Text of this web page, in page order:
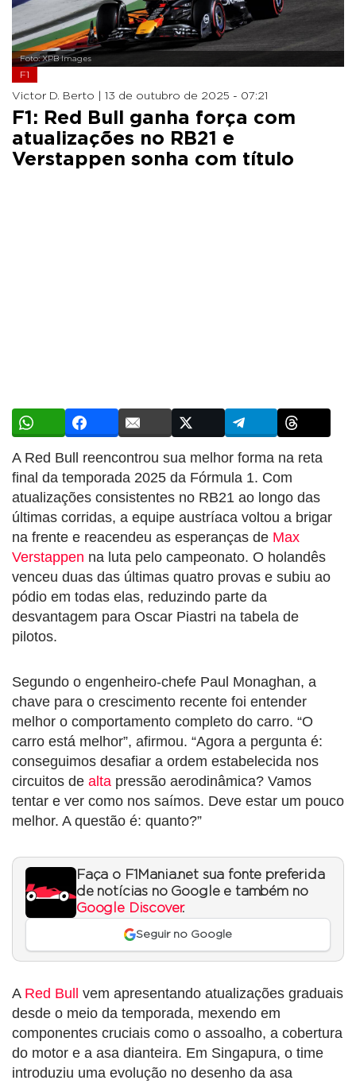
Foto: XPB Images
F1
Victor D. Berto | 13 de outubro de 2025 - 07:21
F1: Red Bull ganha força com
atualizações no RB21 e
Verstappen sonha com título
A Red Bull reencontrou sua melhor forma na reta
final da temporada 2025 da Fórmula 1. Com
atualizações consistentes no RB21 ao longo das
últimas corridas, a equipe austríaca voltou a brigar
na frente e reacendeu as esperanças de Max
Verstappen na luta pelo campeonato. O holandês
venceu duas das últimas quatro provas e subiu ao
pódio em todas elas, reduzindo parte da
desvantagem para Oscar Piastri na tabela de
pilotos.
Segundo o engenheiro-chefe Paul Monaghan, a
chave para o crescimento recente foi entender
melhor o comportamento completo do carro. “O
carro está melhor”, afirmou. “Agora a pergunta é:
conseguimos desafiar a ordem estabelecida nos
circuitos de alta pressão aerodinâmica? Vamos
tentar e ver como nos saímos. Deve estar um pouco
melhor. A questão é: quanto?”
Faça o F1Mania.net sua fonte preferida
de notícias no Google e também no
Google Discover.
Seguir no Google
A Red Bull
vem apresentando atualizações graduais
desde o meio da temporada, mexendo em
componentes cruciais como o assoalho, a cobertura
do motor e a asa dianteira. Em Singapura, o time
introduziu uma evolução no desenho da asa